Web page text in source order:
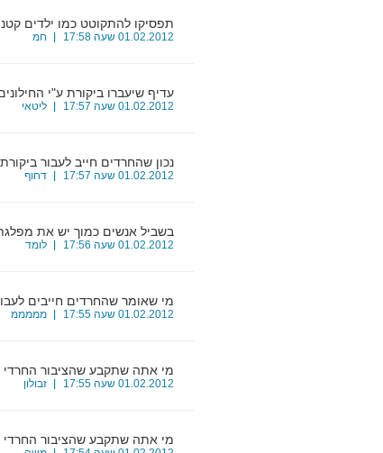
תפסיקו להתקוטט כמו ילדים
01.02.2012 שעה 17:58 חמ
עדיף שיעברו ביקורת ע"י
01.02.2012 שעה 17:57 ליטאי
נכון שהחרדים חייב לעבור
01.02.2012 שעה 17:57 דחוף
בשביל אנשים כמוך יש את
01.02.2012 שעה 17:56 לומד
מי שאומר שהחרדים חייבים
01.02.2012 שעה 17:55 מממממ
מי אתה שתקבע שהציבור החרדי
01.02.2012 שעה 17:55 זבולון
מי אתה שתקבע שהציבור החרדי